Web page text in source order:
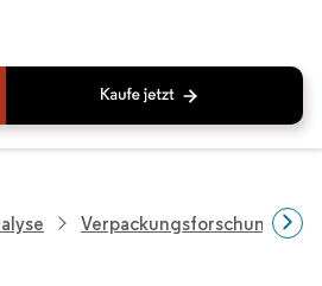
Verpackungsforschung